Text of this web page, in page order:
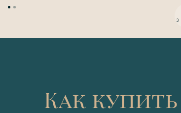
з
Как купить